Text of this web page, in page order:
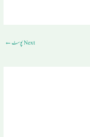
Next پوسٹ ←